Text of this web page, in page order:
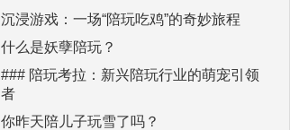
沉浸游戏：一场“陪玩吃鸡”的奇妙旅程
什么是妖孽陪玩？
### 陪玩考拉：新兴陪玩行业的萌宠引领
者
你昨天陪儿子玩雪了吗？